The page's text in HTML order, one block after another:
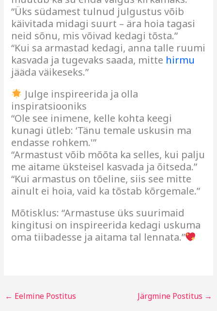
“Üks südamest tulnud julgustus võib
käivitada midagi suurt – ära hoia tagasi
neid sõnu, mis võivad kedagi tõsta.”
“Kui sa armastad kedagi, anna talle ruumi
kasvada ja tugevaks saada, mitte hirmu
jääda väikeseks.”
Julge inspireerida ja olla
inspiratsiooniks
“Ole see inimene, kelle kohta keegi
kunagi ütleb: ‘Tänu temale uskusin ma
endasse rohkem.'”
“Armastust võib mõõta ka selles, kui palju
me aitame üksteisel kasvada ja õitseda.”
“Kui armastus on tõeline, siis see mitte
ainult ei hoia, vaid ka tõstab kõrgemale.”
Mõtisklus: “Armastuse üks suurimaid
kingitusi on inspireerida kedagi uskuma
oma tiibadesse ja aitama tal lennata.”
← Eelmine Postitus Järgmine Postitus →